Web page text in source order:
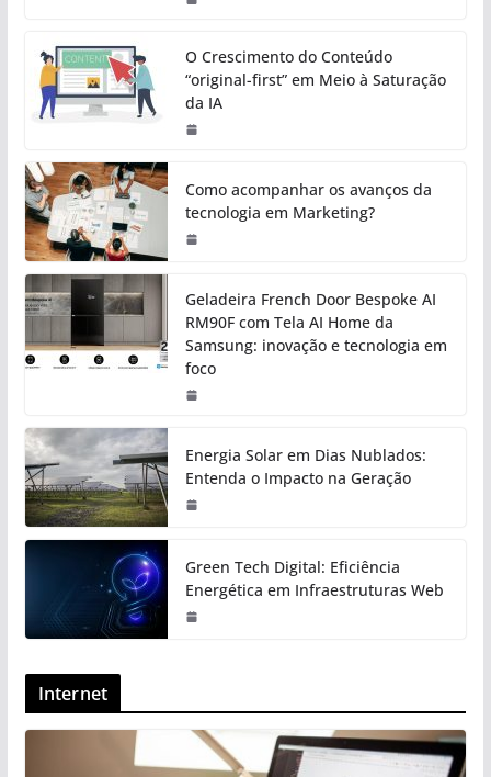
O Crescimento do Conteúdo
“original-first” em Meio à Saturação
da IA
Como acompanhar os avanços da
tecnologia em Marketing?
Geladeira French Door Bespoke AI
RM90F com Tela AI Home da
Samsung: inovação e tecnologia em
foco
Energia Solar em Dias Nublados:
Entenda o Impacto na Geração
Green Tech Digital: Eficiência
Energética em Infraestruturas Web
Internet